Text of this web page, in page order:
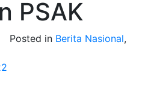
PSAK
Posted in Berita Nasional,